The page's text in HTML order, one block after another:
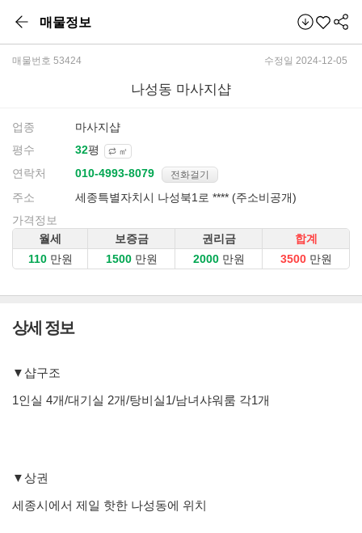
매물정보
매물번호 53424 수정일 2024-12-05
나성동 마사지샵
업종
마사지샵
평수
평 ㎡
연락처 전화걸기
주소
세종특별자치시 나성북1로 **** (주소비공개)
가격정보
월세
보증금 권리금
합계
만원
만원 만원 만원
상세 정보
▼샵구조
1인실 4개/대기실 2개/탕비실1/남녀샤워룸 각1개
▼상권
세종시에서 제일 핫한 나성동에 위치